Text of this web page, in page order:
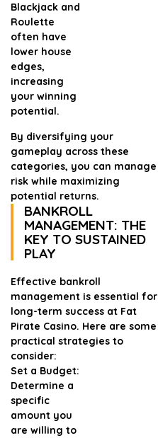
Blackjack and
Roulette
often have
lower house
edges,
increasing
your winning
potential.
By diversifying your
gameplay across these
categories, you can manage
risk while maximizing
potential returns.
BANKROLL
MANAGEMENT: THE
KEY TO SUSTAINED
PLAY
Effective bankroll
management is essential for
long-term success at Fat
Pirate Casino. Here are some
practical strategies to
consider:
Set a Budget:
Determine a
specific
amount you
are willing to